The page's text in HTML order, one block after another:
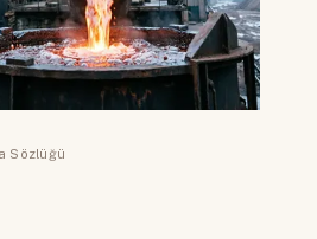
Sözlüğü